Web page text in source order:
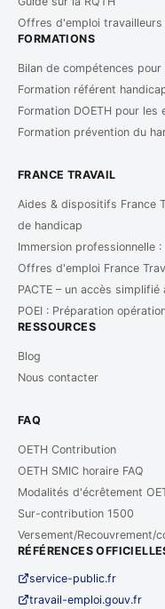
Offres d'emploi travailleurs
FORMATIONS
Bilan de compétences
Formation référent
Formation DOETH pour les
Formation prévention du
FRANCE TRAVAIL
Aides & dispositifs France
de handicap
Immersion professionnelle
Offres d'emploi France
PACTE – un accès
POEI : Préparation
RESSOURCES
Blog
Nous contacter
FAQ
OETH Contribution
OETH SMIC horaire FAQ
Modalités d'écrêtement
Sur-contribution 1500
Versement/Recouvrement/
RÉFÉRENCES
service-public.fr
travail-emploi.gouv.fr